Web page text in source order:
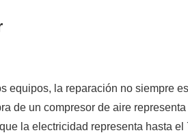
equipos, la reparación no siempre
de un compresor de aire
la electricidad representa hasta el